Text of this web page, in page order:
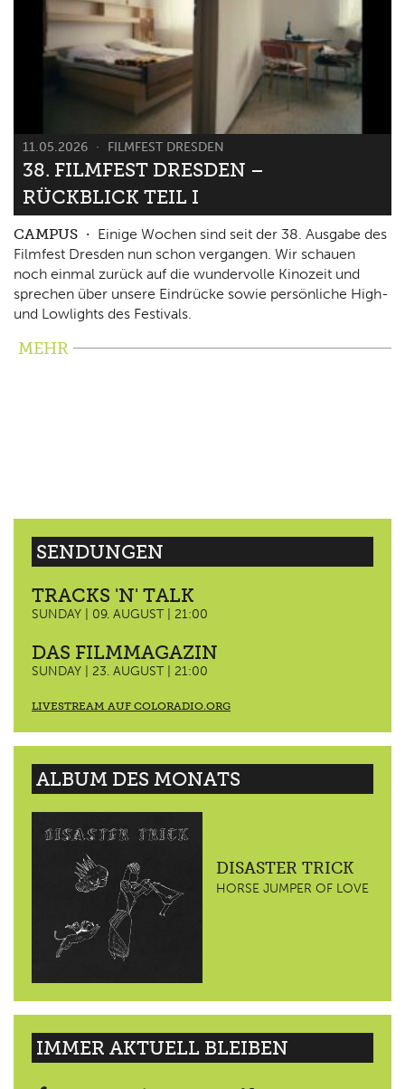
11.05.2026 FILMFEST DRESDEN
38. FILMFEST DRESDEN –
RÜCKBLICK TEIL I
CAMPUS
Einige Wochen sind seit der 38. Ausgabe des
Filmfest Dresden nun schon vergangen. Wir schauen
noch einmal zurück auf die wundervolle Kinozeit und
sprechen über unsere Eindrücke sowie persönliche High-
und Lowlights des Festivals.
MEHR
SENDUNGEN
TRACKS 'N' TALK
SUNDAY | 09. AUGUST | 21:00
DAS FILMMAGAZIN
SUNDAY | 23. AUGUST | 21:00
LIVESTREAM AUF COLORADIO.ORG
ALBUM DES MONATS
DISASTER TRICK
HORSE JUMPER OF LOVE
IMMER AKTUELL BLEIBEN